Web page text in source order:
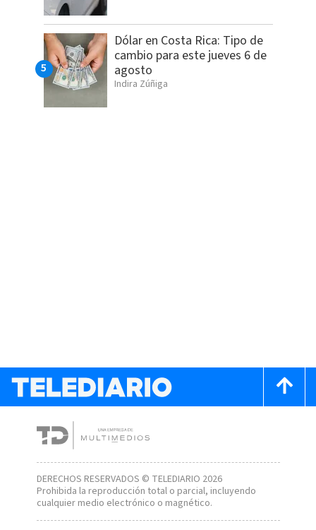
Dólar en Costa Rica: Tipo de
cambio para este jueves 6 de
agosto
Indira Zúñiga
DERECHOS RESERVADOS © TELEDIARIO 2026
Prohibida la reproducción total o parcial, incluyendo
cualquier medio electrónico o magnético.